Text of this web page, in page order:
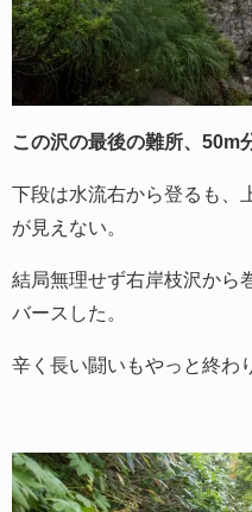
この沢の最後の難所、50m
下段は水流右から登るも、
が見えない。
結局無理せず右岸枝沢から
バースした。
辛く長い闘いもやっと終わ